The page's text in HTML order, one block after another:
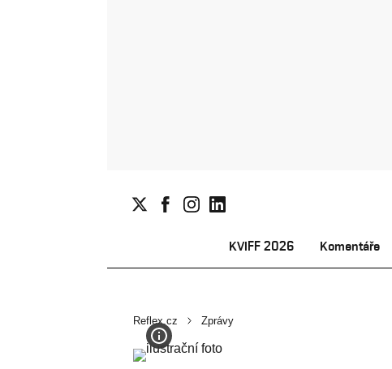
KVIFF 2026 Komentáře
Reflex.cz Zprávy